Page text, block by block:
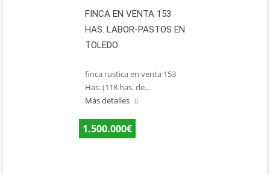
FINCA EN VENTA 153
HAS. LABOR-PASTOS EN
TOLEDO
finca rustica en venta 153
Has. (118 has. de…
Más detalles
1.500.000€